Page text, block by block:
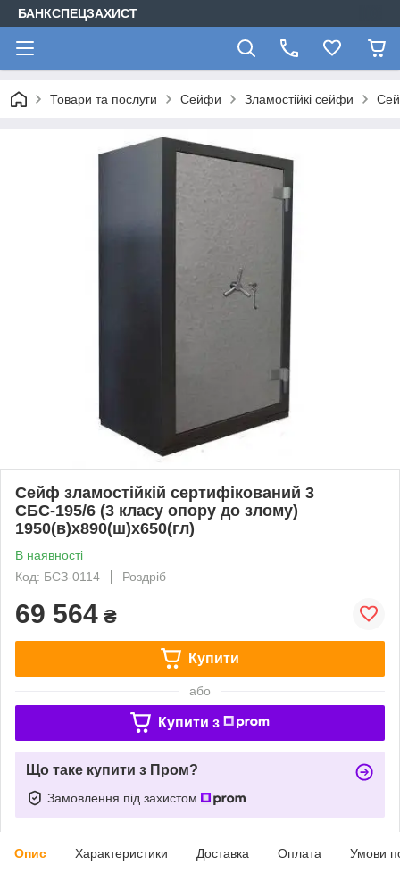
БАНКСПЕЦЗАХИСТ
Товари та послуги Сейфи Зламостійкі сейфи
Сейф зламостійкій сертифікований 3
СБС-195/6 (3 класу опору до злому)
1950(в)х890(ш)х650(гл)
В наявності
Код: БСЗ-0114
Роздріб
69 564 ₴
Купити
або
Купити з
Що таке купити з Пром?
Замовлення під захистом
Опис Характеристики Доставка Оплата Умови